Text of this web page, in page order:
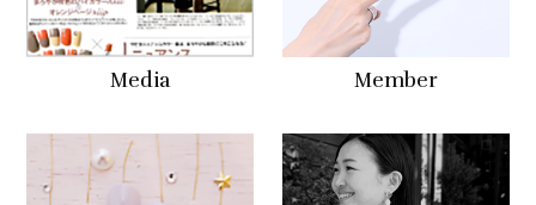
Media Member